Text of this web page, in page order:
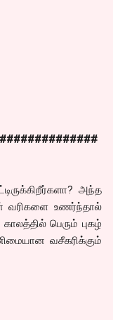
அந்த
வரிகளை உணர்ந்தால்
பெரும் புகழ்
வசீகரிக்கும்